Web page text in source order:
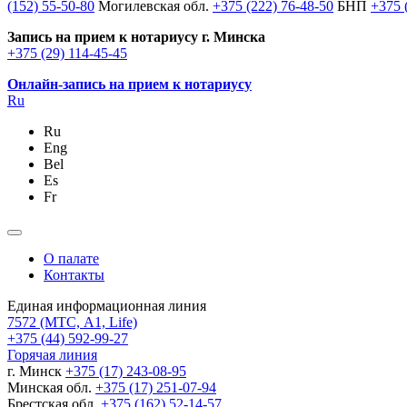
(152) 55-50-80 Могилевская обл. +375 (222) 76-48-50 БНП +375
Запись на прием к нотариусу г. Минска
+375 (29) 114-45-45
Онлайн-запись на прием к нотариусу
Ru
Ru
Eng
Bel
Es
Fr
О палате
Контакты
Единая информационная линия
7572 (МТС, A1, Life)
+375 (44) 592-99-27
Горячая линия
г. Минск +375 (17) 243-08-95
Минская обл. +375 (17) 251-07-94
Брестская обл. +375 (162) 52-14-57